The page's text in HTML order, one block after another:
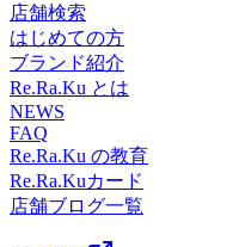
☆。★．．．『肩甲骨スト
入れた整体ファンからも
ージとは違うボディケア
♪Re.Ra.Ku 尾山台店＃東
ージファンにも大人気＃
トレッチ＃リフレクソロジ
店舗検索
はじめての方
ブランド紹介
Re.Ra.Ku とは
NEWS
FAQ
Re.Ra.Ku の教育
Re.Ra.Kuカード
店舗ブログ一覧